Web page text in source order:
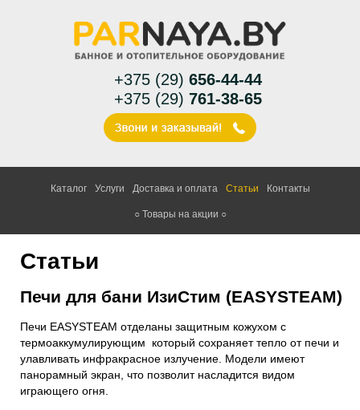
+375 (29) 656-44-44
+375 (29) 761-38-65
Каталог Услуги Доставка и оплата Статьи Контакты
○ Товары на акции ○
Статьи
Печи для бани ИзиСтим (EASYSTEAM)
Печи EASYSTEAM отделаны защитным кожухом с
термоаккумулирующим который сохраняет тепло от печи и
улавливать инфракрасное излучение. Модели имеют
панорамный экран, что позволит насладится видом
играющего огня.